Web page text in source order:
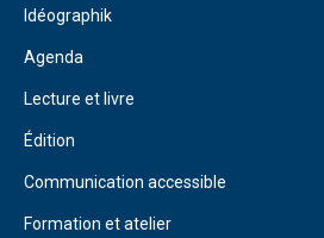
Idéographik
Agenda
Lecture et livre
Édition
Communication accessible
Formation et atelier